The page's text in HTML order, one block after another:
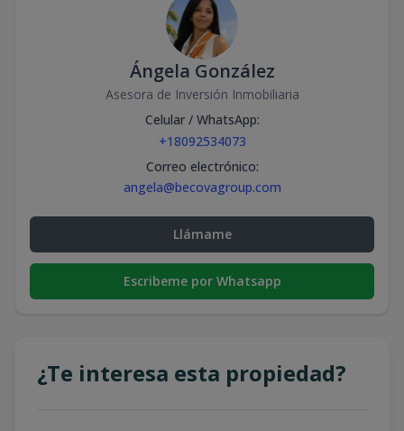
Ángela González
Asesora de Inversión Inmobiliaria
Celular / WhatsApp:
+18092534073
Correo electrónico:
angela@becovagroup.com
Llámame
Escribeme por Whatsapp
¿Te interesa esta propiedad?